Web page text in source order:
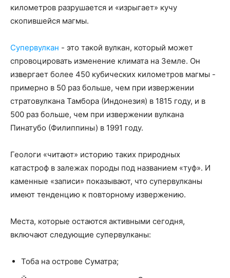
километров разрушается и «изрыгает» кучу
скопившейся магмы.
Супервулкан - это такой вулкан, который может
спровоцировать изменение климата на Земле. Он
извергает более 450 кубических километров магмы -
примерно в 50 раз больше, чем при извержении
стратовулкана Тамбора (Индонезия) в 1815 году, и в
500 раз больше, чем при извержении вулкана
Пинатубо (Филиппины) в 1991 году.
Геологи «читают» историю таких природных
катастроф в залежах породы под названием «туф». И
каменные «записи» показывают, что супервулканы
имеют тенденцию к повторному извержению.
Места, которые остаются активными сегодня,
включают следующие супервулканы:
Тоба на острове Суматра;